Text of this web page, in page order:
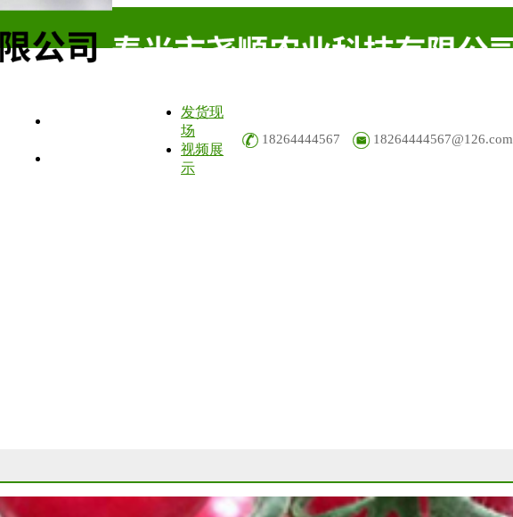
18264444567 18264444567@126.com
发货现
场
视频展
示